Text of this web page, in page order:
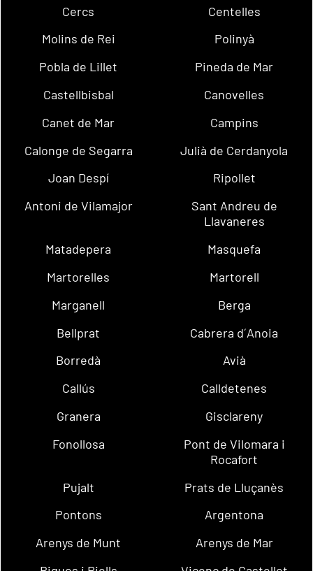
Cercs
Centelles
Molins de Rei
Polinyà
Pobla de Lillet
Pineda de Mar
Castellbisbal
Canovelles
Canet de Mar
Campins
Calonge de Segarra
Julià de Cerdanyola
Joan Despí
Ripollet
Antoni de Vilamajor
Sant Andreu de
Llavaneres
Matadepera
Masquefa
Martorelles
Martorell
Marganell
Berga
Bellprat
Cabrera d´Anoia
Borredà
Avià
Callús
Calldetenes
Granera
Gisclareny
Fonollosa
Pont de Vilomara i
Rocafort
Pujalt
Prats de Lluçanès
Pontons
Argentona
Arenys de Munt
Arenys de Mar